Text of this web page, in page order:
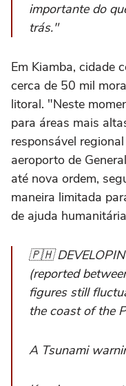
importante do
trás."
Em Kiamba, cidade
cerca de 50 mil
litoral. "Neste
para áreas mais
responsável
aeroporto de
até nova ordem,
maneira limitada
de ajuda
🇵🇭
(reported
figures still
the coast of the
A Tsunami